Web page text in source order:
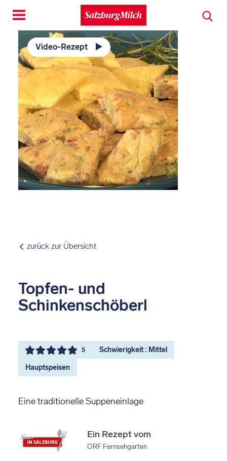
Toggle
navigation
Video-Rezept
zurück zur Übersicht
Topfen- und
Schinkenschöberl
5 Schwierigkeit : Mittel
Hauptspeisen
Eine traditionelle Suppeneinlage
Ein Rezept vom
ORF Fernsehgarten